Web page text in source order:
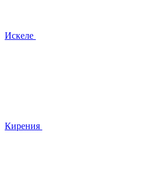
Искеле
Кирения